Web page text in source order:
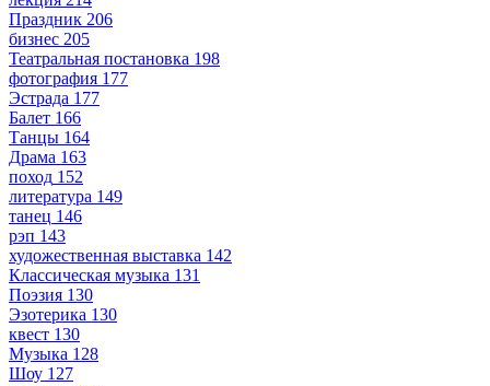
Праздник 206
бизнес 205
Театральная постановка 198
фотография 177
Эстрада 177
Балет 166
Танцы 164
Драма 163
поход 152
литература 149
танец 146
рэп 143
художественная выставка 142
Классическая музыка 131
Поэзия 130
Эзотерика 130
квест 130
Музыка 128
Шоу 127